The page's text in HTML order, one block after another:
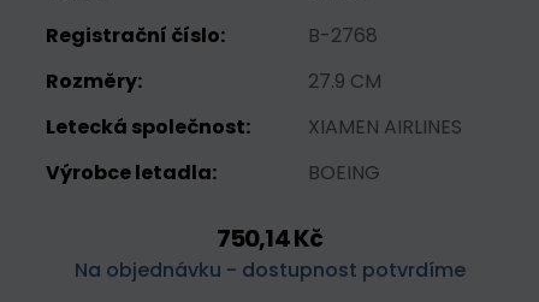
Registrační číslo:
B-2768
Rozměry:
27.9 CM
Letecká společnost:
XIAMEN AIRLINES
Výrobce letadla:
BOEING
750,14 Kč
Na objednávku - dostupnost potvrdíme